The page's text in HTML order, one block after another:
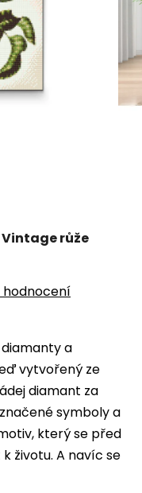
a
vytvořený ze
diamant za
symboly a
který se před
životu. A navíc se
růže
hodnocení